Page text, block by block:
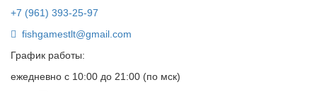
+7 (961) 393-25-97
fishgamestlt@gmail.com
График работы:
ежедневно с 10:00 до 21:00 (по мск)